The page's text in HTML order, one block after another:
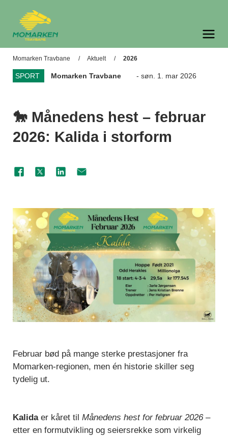
Momarken Travbane Aktuelt 2026
SPORT Momarken Travbane - søn. 1. mar 2026
🐎 Månedens hest – februar
2026: Kalida i storform
Februar bød på mange sterke prestasjoner fra
Momarken-regionen, men én historie skiller seg
tydelig ut.
Kalidaer kåret til Månedens hest for februar 2026–
etter en formutvikling og seiersrekke som virkelig